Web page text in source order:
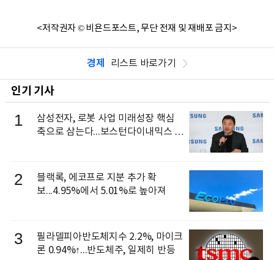
<저작권자 © 비욘드포스트, 무단 전재 및 재배포 금지>
경제 리스트 바로가기
인기 기사
1
삼성전자, 로봇 사업 미래성장 핵심
축으로 삼는다...보스턴다이내믹스 출
2
블랙록, 에코프로 지분 추가 확
보...4.95%에서 5.01%로 높아져
3
필라델피아반도체지수 2.2%, 마이크
론 0.94%↑...반도체주, 일제히 반등